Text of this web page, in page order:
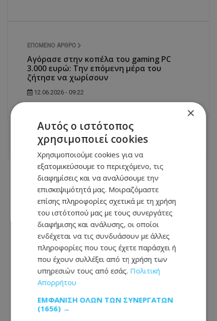
ΕΠΌΜΕΝΟ ΆΡΘΡΟ
Αγόρασε στην κοπέλα του gaming PC
3.000 ευρώ: Την επόμενη μέρα του
ζήτησε να χωρίσουν
12.06.2026 - 09:22
ΣΧΕΤΙΚΑ ΑΡΘΡΑ
Υπ. Ενέργειας: «Επάρκεια ηλεκτρικού
ρεύματος με την υλοποίηση του GSI»
×
Αυτός ο ιστότοπος
χρησιμοποιεί cookies
Χρησιμοποιούμε cookies για να
εξατομικεύσουμε το περιεχόμενο, τις
διαφημίσεις και να αναλύσουμε την
επισκεψιμότητά μας. Μοιραζόμαστε
επίσης πληροφορίες σχετικά με τη χρήση
του ιστότοπού μας με τους συνεργάτες
διαφήμισης και ανάλυσης, οι οποίοι
ενδέχεται να τις συνδυάσουν με άλλες
πληροφορίες που τους έχετε παράσχει ή
που έχουν συλλέξει από τη χρήση των
υπηρεσιών τους από εσάς. Πολιτική
Απορρήτου
ΕΜΦΆΝΙΣΗ ΌΛΩΝ ΤΩΝ ΣΥΝΕΡΓΑΤΏΝ
(1656) →